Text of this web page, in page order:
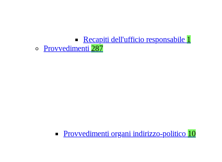
Recapiti dell'ufficio responsabile 1
Provvedimenti 287
Provvedimenti organi indirizzo-politico 10